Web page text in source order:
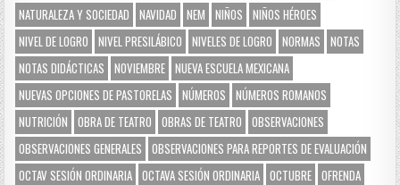
NATURALEZA Y SOCIEDAD
NAVIDAD NEM NIÑOS
NIÑOS HÉROES
NIVEL DE LOGRO
NIVEL PRESILÁBICO NIVELES DE LOGRO NORMAS
NOTAS
NOTAS DIDÁCTICAS
NOVIEMBRE NUEVA ESCUELA MEXICANA
NUEVAS OPCIONES DE PASTORELAS
NÚMEROS
NÚMEROS ROMANOS
NUTRICIÓN
OBRA DE TEATRO OBRAS DE TEATRO
OBSERVACIONES
OBSERVACIONES GENERALES
OBSERVACIONES PARA REPORTES DE EVALUACIÓN
OCTAV SESIÓN ORDINARIA OCTAVA SESIÓN ORDINARIA OCTUBRE OFRENDA